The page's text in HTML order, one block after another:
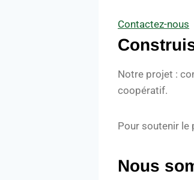
Contactez-nous
Notre projet :
coopératif.
Pour soutenir le
Nous